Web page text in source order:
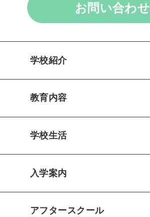
お問い合わせ
学校紹介
教育内容
学校生活
入学案内
アフタースクール